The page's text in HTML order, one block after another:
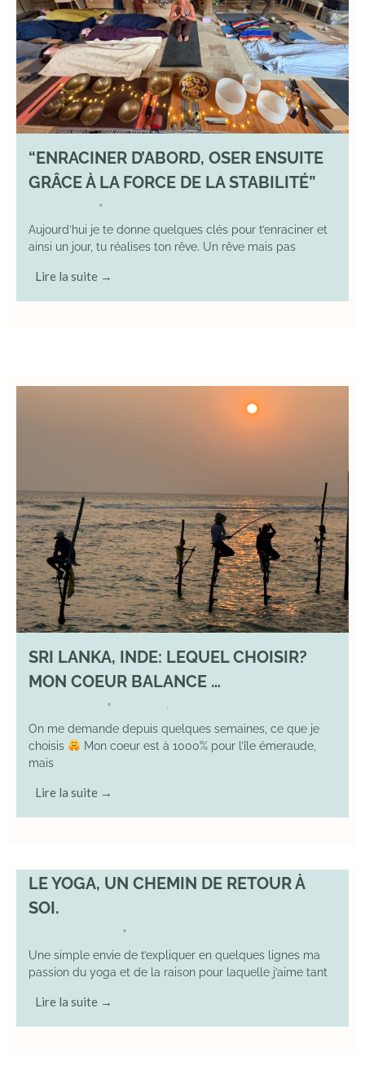
“ENRACINER D’ABORD, OSER ENSUITE
GRÂCE À LA FORCE DE LA STABILITÉ”
•
Aujourd’hui je te donne quelques clés pour t’enraciner et
ainsi un jour, tu réalises ton rêve. Un rêve mais pas
Lire la suite →
SRI LANKA, INDE: LEQUEL CHOISIR?
MON COEUR BALANCE …
•
On me demande depuis quelques semaines, ce que je
choisis
Mon coeur est à 1000% pour l’île émeraude,
mais
Lire la suite →
LE YOGA, UN CHEMIN DE RETOUR À
SOI.
•
Une simple envie de t’expliquer en quelques lignes ma
passion du yoga et de la raison pour laquelle j’aime tant
Lire la suite →